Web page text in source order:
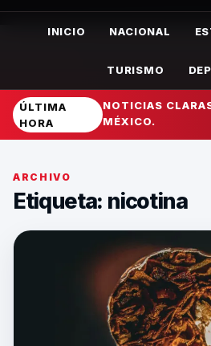
INICIO NACIONAL
TURISMO
ÚLTIMA
HORA
NOTICIAS
MÉXICO.
ARCHIVO
Etiqueta: nicotina